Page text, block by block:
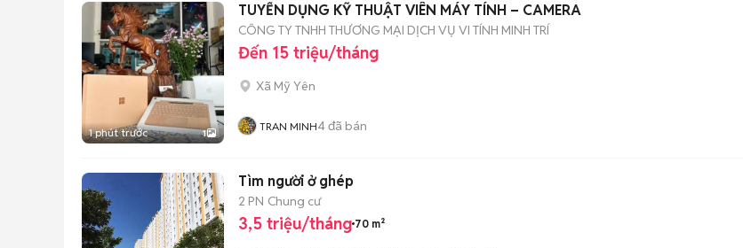
1 phút trước 1
TUYỂN DỤNG KỸ THUẬT VIÊN MÁY TÍNH – CAMERA
CÔNG TY TNHH THƯƠNG MẠI DỊCH VỤ VI TÍNH MINH TRÍ
Đến 15 triệu/tháng
Xã Mỹ Yên
TRAN MINH4đã bán
Tìm người ở ghép
2 PN Chung cư
3,5 triệu/tháng 70 m²